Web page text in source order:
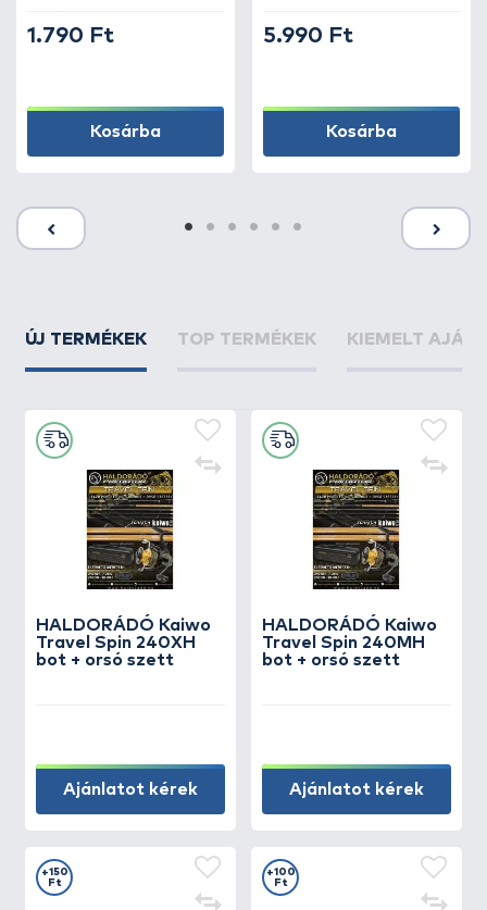
1.790 Ft
Kosárba
5.990 Ft
Kosárba
ÚJ TERMÉKEK TOP TERMÉKEK KIEMELT
HALDORÁDÓ Kaiwo
Travel Spin 240XH
bot + orsó szett
Ajánlatot kérek
HALDORÁDÓ Kaiwo
Travel Spin 240MH
bot + orsó szett
Ajánlatot kérek
+150
Ft
+100
Ft